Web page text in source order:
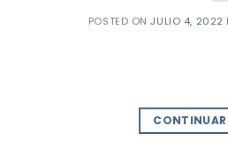
POSTED ONJULIO 4, 2022
CONTINUAR